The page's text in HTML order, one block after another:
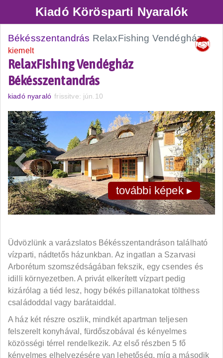
Kiadó Körösparti Nyaralók
Békésszentandrás RelaxFishing Vendégház
kiemelt
RelaxFishing Vendégház
Békésszentandrás
kiadó nyaraló frissitve: jún.10
további képek ▸
Üdvözlünk a varázslatos Békésszentandráson található
vízparti, nádtetős házunkban. Az ingatlan a Szarvasi
Arborétum szomszédságában fekszik, egy csendes és
idilli környezetben. A privát elkerített vízpart pedig
kizárólag a tiéd lesz, hogy békés pillanatokat tölthess
családoddal vagy barátaiddal.
A ház két részre oszlik, mindkét apartman teljesen
felszerelt konyhával, fürdőszobával és kényelmes
közösségi térrel rendelkezik. Az első részben 5 fő
kényelmes elhelyezésére van lehetőség, míg a második